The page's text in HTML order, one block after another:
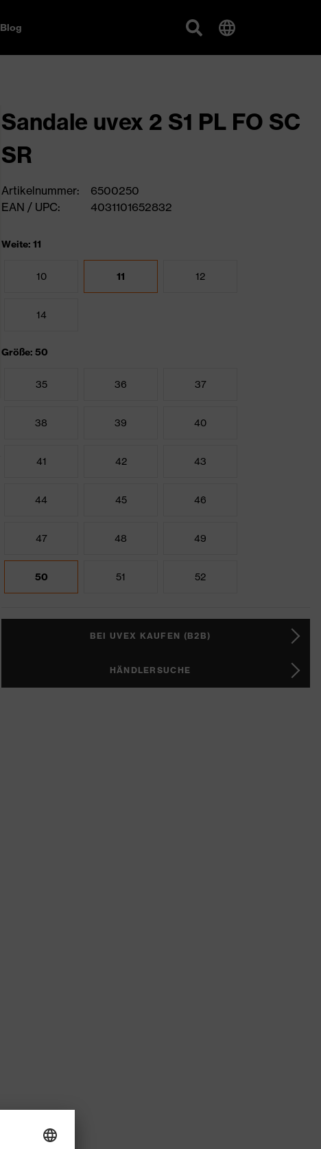
Blog
Sandale uvex 2 S1 PL FO SC
SR
Artikelnummer:
6500250
EAN / UPC:
4031101652832
Weite: 11
10 11 12
14
Größe: 50
35 36 37
38 39 40
41 42 43
44 45 46
47 48 49
50 51 52
BEI UVEX KAUFEN (B2B)
HÄNDLERSUCHE